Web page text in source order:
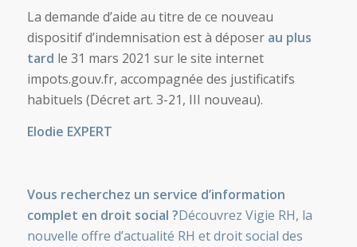
La demande d’aide au titre de ce nouveau
dispositif d’indemnisation est à déposer au plus
tard le 31 mars 2021 sur le site internet
impots.gouv.fr, accompagnée des justificatifs
habituels (Décret art. 3-21, III nouveau).
Elodie EXPERT
Vous recherchez un service d’information
complet en droit social ?Découvrez Vigie RH, la
nouvelle offre d’actualité RH et droit social des